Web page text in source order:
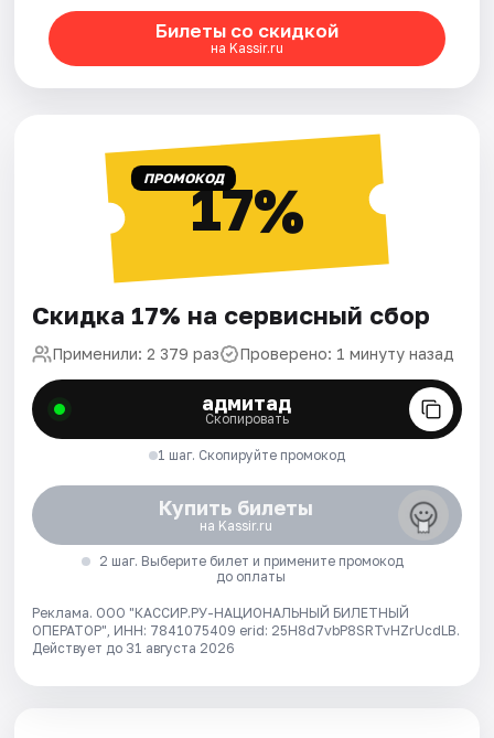
Билеты со скидкой
на Kassir.ru
ПРОМОКОД17%
Скидка 17% на сервисный сбор
Применили: 2 379 раз Проверено: 1 минуту назад
адмитад
Скопировать
1 шаг. Скопируйте промокод
Купить билеты
на Kassir.ru
2 шаг. Выберите билет и примените промокод
до оплаты
Реклама. ООО "КАССИР.РУ-НАЦИОНАЛЬНЫЙ БИЛЕТНЫЙ
ОПЕРАТОР", ИНН: 7841075409 erid: 25H8d7vbP8SRTvHZrUcdLB.
Действует до 31 августа 2026